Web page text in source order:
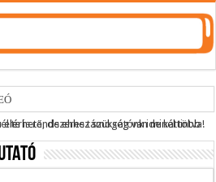
2.0
letöltése
te is rendszeres támogatónk ide kattintva!